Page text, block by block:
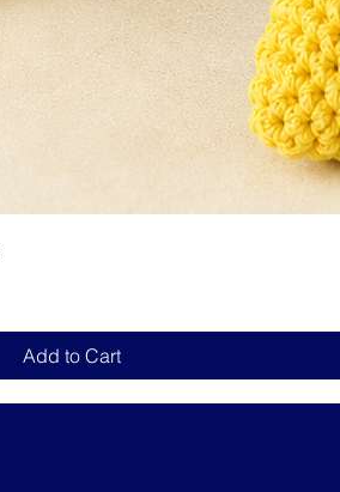
Add to Cart